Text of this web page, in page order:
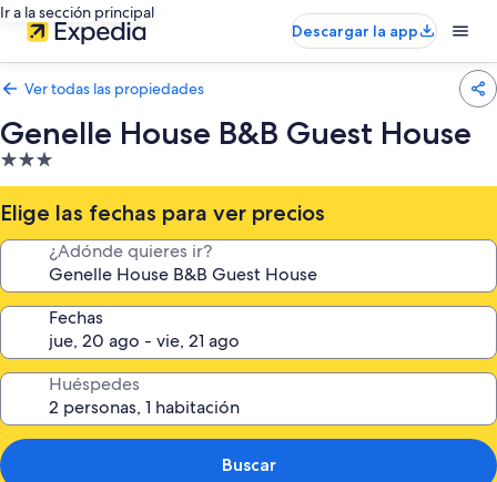
Ir a la sección principal
Descargar la app
Ver todas las propiedades
Genelle House B&B Guest House
Propiedad
de
3.0
estrellas
Elige las fechas para ver precios
¿Adónde quieres ir?
Fechas
Huéspedes
Buscar